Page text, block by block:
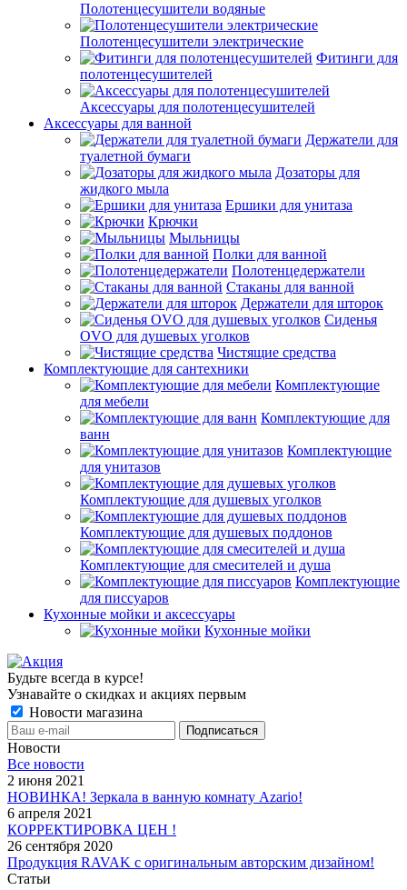
Полотенцесушители водяные
Полотенцесушители электрические
Фитинги для
полотенцесушителей
Аксессуары для полотенцесушителей
Аксессуары для ванной
Держатели для
туалетной бумаги
Дозаторы для
жидкого мыла
Ершики для унитаза
Крючки
Мыльницы
Полки для ванной
Полотенцедержатели
Стаканы для ванной
Держатели для шторок
Сиденья
OVO для душевых уголков
Чистящие средства
Комплектующие для сантехники
Комплектующие
для мебели
Комплектующие для
ванн
Комплектующие
для унитазов
Комплектующие для душевых уголков
Комплектующие для душевых поддонов
Комплектующие для смесителей и душа
Комплектующие
для писсуаров
Кухонные мойки и аксессуары
Кухонные мойки
Будьте всегда в курсе!
Узнавайте о скидках и акциях первым
Новости магазина
Новости
Все новости
2 июня 2021
НОВИНКА! Зеркала в ванную комнату Azario!
6 апреля 2021
КОРРЕКТИРОВКА ЦЕН !
26 сентября 2020
Продукция RAVAK с оригинальным авторским дизайном!
Статьи